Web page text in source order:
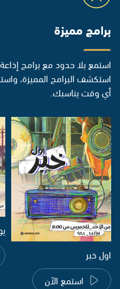
برامج مميزة
استمع بلا حدود مع برامج
استكشف البرامج المميزة،
أي وقت يناسبك.
اول خبر
استمع الآن